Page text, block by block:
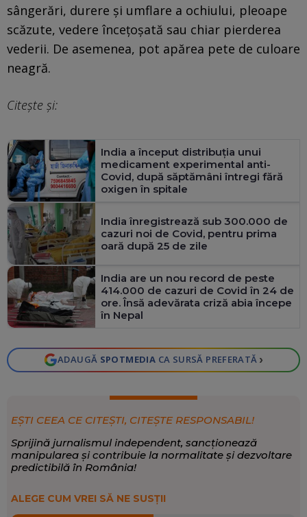
sângerări, durere şi umflare a ochiului, pleoape
scăzute, vedere înceţoşată sau chiar pierderea
vederii. De asemenea, pot apărea pete de culoare
neagră.
Citește și:
India a început distribuția unui
medicament experimental anti-
Covid, după săptămâni întregi fără
oxigen în spitale
India înregistrează sub 300.000 de
cazuri noi de Covid, pentru prima
oară după 25 de zile
India are un nou record de peste
414.000 de cazuri de Covid în 24 de
ore. Însă adevărata criză abia începe
în Nepal
ADAUGĂ SPOTMEDIA CA SURSĂ PREFERATĂ ›
EȘTI CEEA CE CITEȘTI, CITEȘTE RESPONSABIL!
Sprijină jurnalismul independent, sancționează
manipularea și contribuie la normalitate și dezvoltare
predictibilă în România!
ALEGE CUM VREI SĂ NE SUSȚII